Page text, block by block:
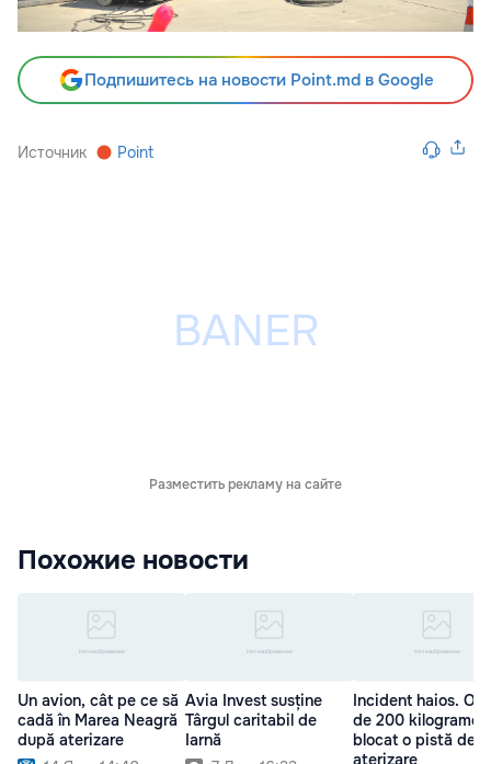
Подпишитесь на новости Point.md в Google
Источник Point
Разместить рекламу на сайте
Похожие новости
Un avion, cât pe ce să
cadă în Marea Neagră
după aterizare
Avia Invest susține
Târgul caritabil de
Iarnă
Incident haios. O
de 200 kilograme
blocat o pistă de
aterizare